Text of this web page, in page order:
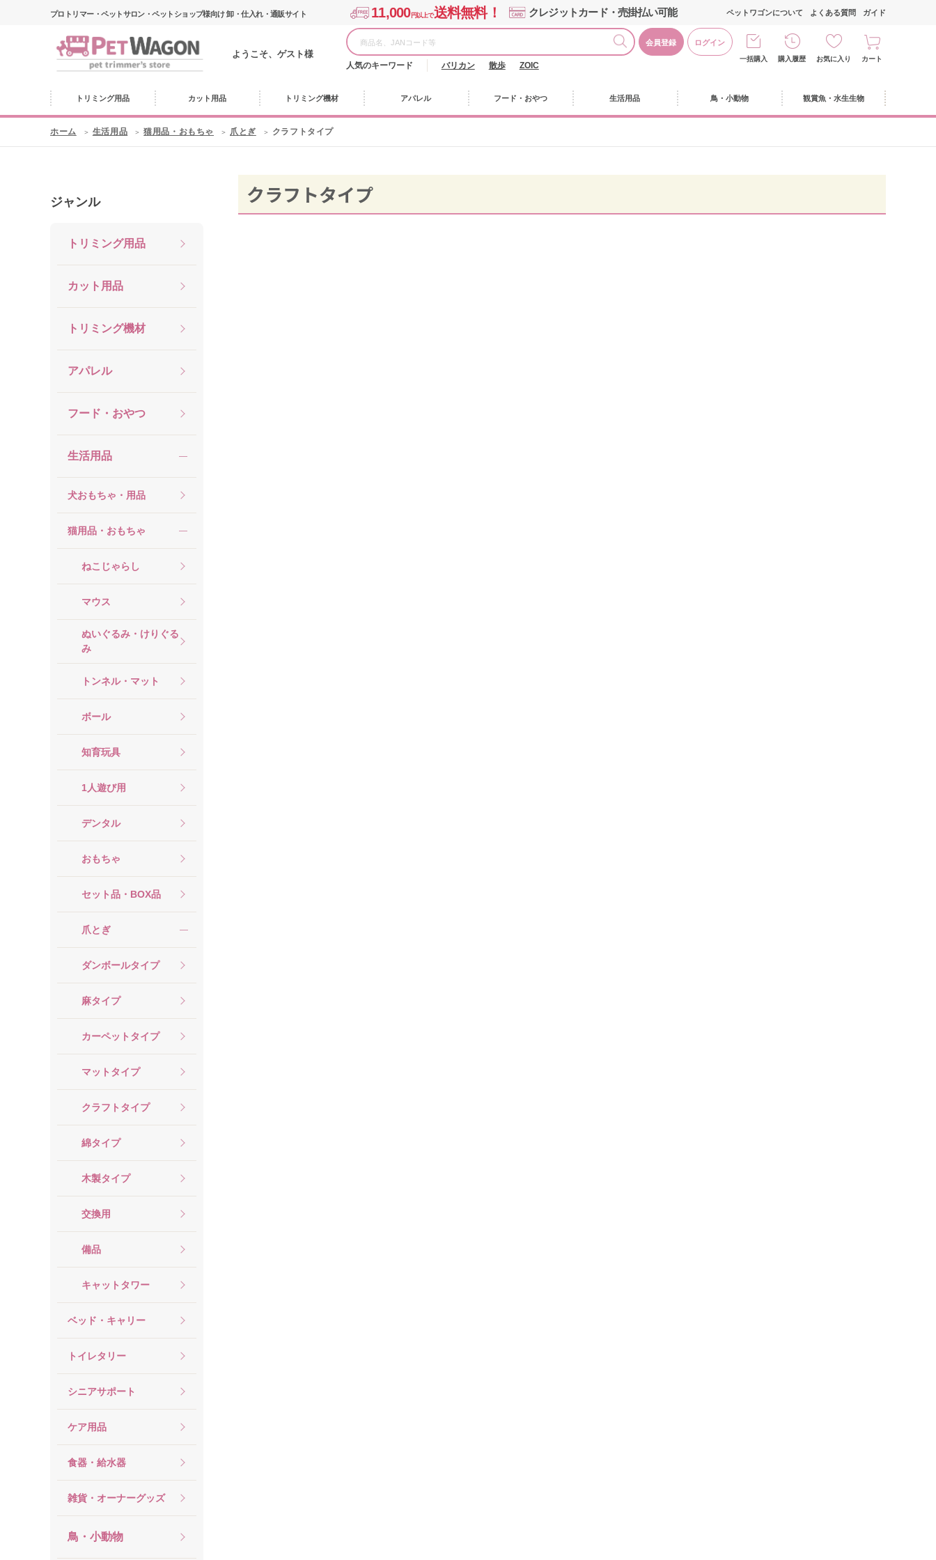
プロトリマー・ペットサロン・ペットショップ様向け 卸・仕入れ・通販サイト 11,000円以上で送料無料！ クレジットカード・売掛払い可能
ようこそ、ゲスト様
会員登録 ログイン
人気のキーワード バリカン 散歩 ZOIC
ペットワゴンについて よくある質問 ガイド
一括購入 購入履歴 お気に入り カート
トリミング用品 カット用品 トリミング機材 アパレル フード・おやつ 生活用品 鳥・小動物 観賞魚・水生生物
ホーム 生活用品 猫用品・おもちゃ 爪とぎ クラフトタイプ
ジャンル
トリミング用品
カット用品
トリミング機材
アパレル
フード・おやつ
生活用品
犬おもちゃ・用品
猫用品・おもちゃ
ねこじゃらし
マウス
ぬいぐるみ・けりぐる
み
トンネル・マット
ボール
知育玩具
1人遊び用
デンタル
おもちゃ
セット品・BOX品
爪とぎ
ダンボールタイプ
麻タイプ
カーペットタイプ
マットタイプ
クラフトタイプ
綿タイプ
木製タイプ
交換用
備品
キャットタワー
ベッド・キャリー
トイレタリー
シニアサポート
ケア用品
食器・給水器
雑貨・オーナーグッズ
鳥・小動物
クラフトタイプ